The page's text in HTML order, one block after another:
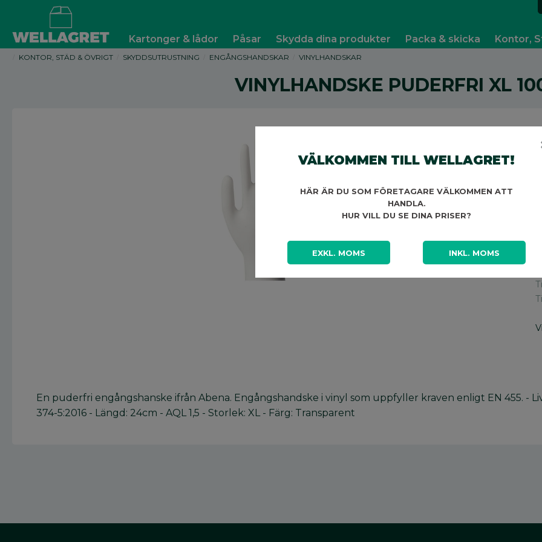
Kartonger & lådor Påsar Skydda dina produkter Packa & skicka Kontor,
KONTOR, STÄD & ÖVRIGT SKYDDSUTRUSTNING ENGÅNGSHANDSKAR VINYLHANDSKAR
VINYLHANDSKE PUDERFRI XL
En puderfri engångshanske ifrån Abena. Engångshandske i vinyl som uppfyller kraven enligt EN 455. -
374-5:2016 - Längd: 24cm - AQL 1,5 - Storlek: XL - Färg: Transparent
VÄLKOMMEN TILL WELLAGRET!
HÄR ÄR DU SOM FÖRETAGARE VÄLKOMMEN ATT
HANDLA.
HUR VILL DU SE DINA PRISER?
EXKL. MOMS INKL. MOMS